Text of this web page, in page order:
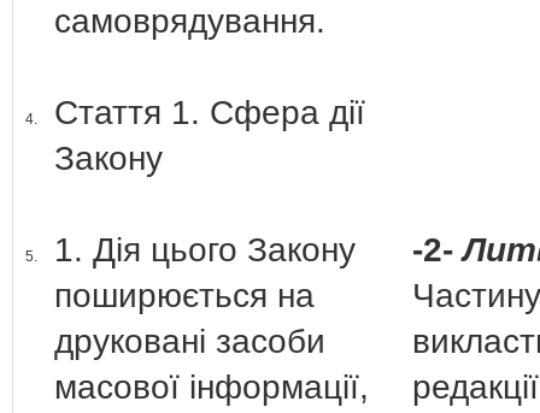
самоврядування.
4.
Стаття 1. Сфера дії
Закону
5.
1. Дія цього Закону
поширюється на
друковані засоби
масової інформації,
-2-